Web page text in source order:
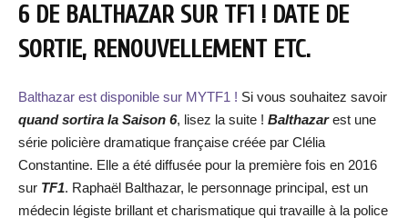
6 DE BALTHAZAR SUR TF1 ! DATE DE
SORTIE, RENOUVELLEMENT ETC.
Balthazar est disponible sur MYTF1 ! Si vous souhaitez savoir
quand sortira la Saison 6, lisez la suite ! Balthazarest une
série policière dramatique française créée par Clélia
Constantine. Elle a été diffusée pour la première fois en 2016
sur TF1. Raphaël Balthazar, le personnage principal, est un
médecin légiste brillant et charismatique qui travaille à la police